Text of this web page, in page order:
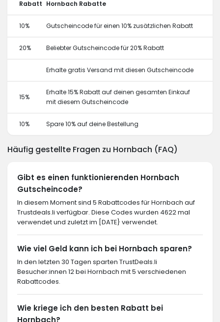
Rabatt Hornbach Rabatte
10% Gutscheincode für einen 10% zusätzlichen Rabatt
20% Beliebter Gutscheincode für 20% Rabatt
Erhalte gratis Versand mit diesen Gutscheincode
15%
Erhalte 15% Rabatt auf deinen gesamten Einkauf
mit diesem Gutscheincode
10% Spare 10% auf deine Bestellung
Häufig gestellte Fragen zu Hornbach (FAQ)
Gibt es einen funktionierenden Hornbach
Gutscheincode?
In diesem Moment sind 5 Rabattcodes für Hornbach auf
Trustdeals.li verfügbar. Diese Codes wurden 4622 mal
verwendet und zuletzt im [DATE} verwendet.
Wie viel Geld kann ich bei Hornbach sparen?
In den letzten 30 Tagen sparten TrustDeals.li
Besucher:innen 12 bei Hornbach mit 5 verschiedenen
Rabattcodes.
Wie kriege ich den besten Rabatt bei
Hornbach?